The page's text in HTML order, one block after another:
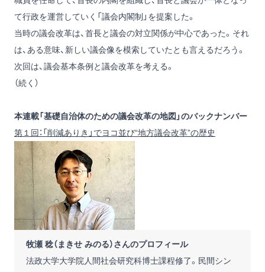
て行政を運営していく「議会内閣制」を提案した。
当時の議会改革は、首長と議会の対立関係が中心であった。それ
は、ある意味、新しい議会像を模索していたとも言えるだろう。
次回は、議会基本条例と議会改革を考える。
（続く）
本連載「基礎自治体のための議会改革の地図」のバックナンバー
第１回：「削減ありき」でヨコ並び“地方議会改革”の歴史
牧瀬 稔（まきせ みのる）さんのプロフィール
法政大学大学院人間社会研究科博士課程修了。民間シン